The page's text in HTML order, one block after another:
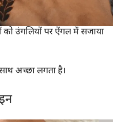
को उंगलियों पर ऐंगल में सजाया
अच्छा लगता है।